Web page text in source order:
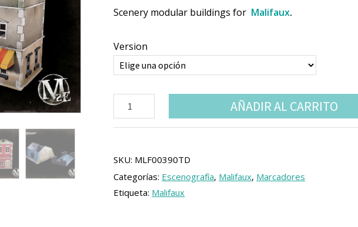
de
38.99 €
hasta
40.99 €
Scenery modular buildings for Malifaux.
Version
casas
modulares
cantidad
AÑADIR AL CARRITO
SKU: MLF00390TD
Categorías: Escenografía, Malifaux, Marcadores
Etiqueta: Malifaux